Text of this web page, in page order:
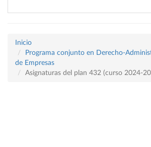
Inicio
Programa conjunto en Derecho-
de Empresas
Asignaturas del plan 432 (curso 2024-